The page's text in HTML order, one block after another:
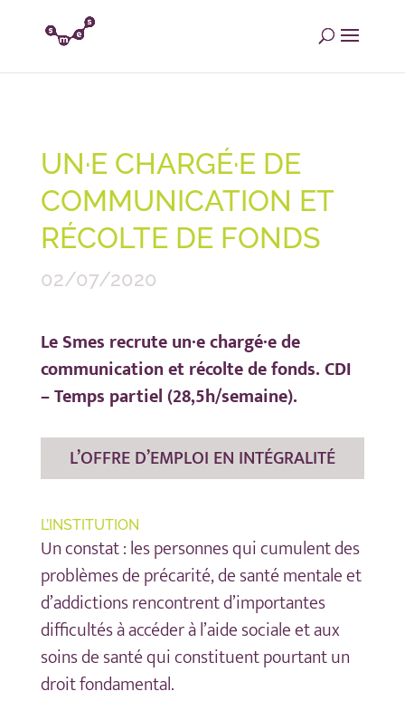
UN·E CHARGÉ·E DE
COMMUNICATION ET
RÉCOLTE DE FONDS
02/07/2020
Le Smes recrute un·e chargé·e de
communication et récolte de fonds. CDI
– Temps partiel (28,5h/semaine).
L’OFFRE D’EMPLOI EN INTÉGRALITÉ
L’INSTITUTION
Un constat : les personnes qui cumulent des
problèmes de précarité, de santé mentale et
d’addictions rencontrent d’importantes
difficultés à accéder à l’aide sociale et aux
soins de santé qui constituent pourtant un
droit fondamental.